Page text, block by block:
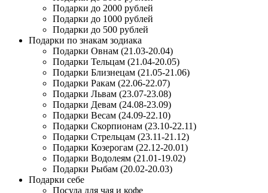
Подарки до 2000 рублей
Подарки до 1000 рублей
Подарки до 500 рублей
Подарки по знакам зодиака
Подарки Овнам (21.03-20.04)
Подарки Тельцам (21.04-20.05)
Подарки Близнецам (21.05-21.06)
Подарки Ракам (22.06-22.07)
Подарки Львам (23.07-23.08)
Подарки Девам (24.08-23.09)
Подарки Весам (24.09-22.10)
Подарки Скорпионам (23.10-22.11)
Подарки Стрельцам (23.11-21.12)
Подарки Козерогам (22.12-20.01)
Подарки Водолеям (21.01-19.02)
Подарки Рыбам (20.02-20.03)
Подарки себе
Посуда для чая и кофе